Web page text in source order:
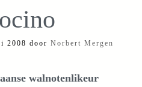
Moestuin
2008 door Norbert Mergen
walnotenlikeur